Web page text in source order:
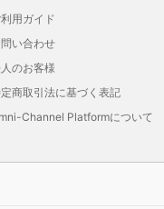
用ガイド
い合わせ
のお客様
商取引法に基づく表記
Channel Platformについて